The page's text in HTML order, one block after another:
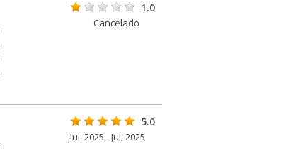
1.0
Cancelado
5.0
jul. 2025 - jul. 2025